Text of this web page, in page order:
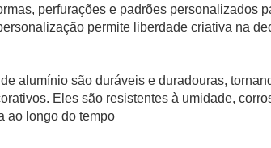
perfurações e padrões personalizados
permite liberdade criativa na
alumínio são duráveis ​​e duradouras,
Eles são resistentes à umidade,
ao longo do tempo